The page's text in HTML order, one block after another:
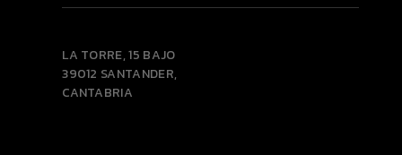
LA TORRE, 15 BAJO
39012 SANTANDER,
CANTABRIA